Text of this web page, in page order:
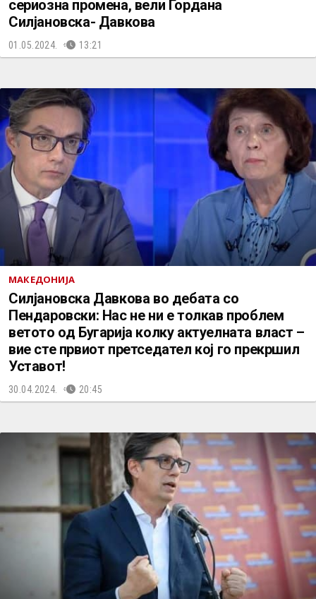
сериозна промена, вели Гордана
Силјановска- Давкова
01.05.2024. 13:21
МАКЕДОНИЈА
Силјановска Давкова во дебата со
Пендаровски: Нас не ни е толкав проблем
ветото од Бугарија колку актуелната власт –
вие сте првиот претседател кој го прекршил
Уставот!
30.04.2024. 20:45